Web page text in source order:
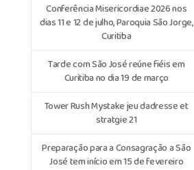
Conferência Misericordiae 2026 nos
dias 11 e 12 de julho, Paroquia São Jorge,
Curitiba
Tarde com São José reúne fiéis em
Curitiba no dia 19 de março
Tower Rush Mystake jeu dadresse et
stratgie 21
Preparação para a Consagração a São
José tem início em 15 de fevereiro